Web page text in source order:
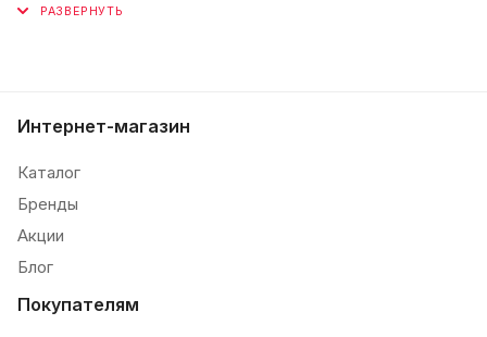
Интернет-магазин
Каталог
Бренды
Акции
Блог
Покупателям